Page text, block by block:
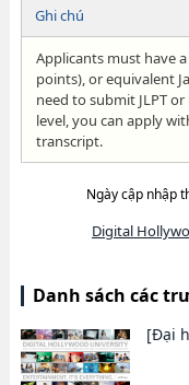
Ghi chú
Applicants must have a
points), or equivalent
need to submit JLPT
level, you can apply
transcript.
Ngày cập nhập
Digital
Danh sách các
[Đại